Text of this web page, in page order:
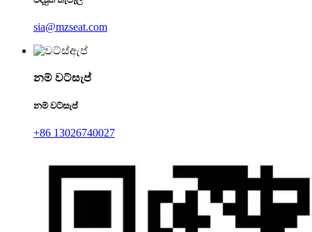
sia@mzseat.com
නම් වට්සැප්
නම් වට්සැප්
+86 13026740027